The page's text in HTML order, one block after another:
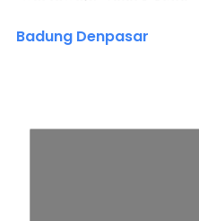
Badung Denpasar